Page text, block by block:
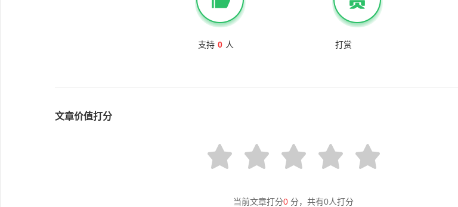
支持 0 人 打赏
文章价值打分
当前文章打分0 分，共有0人打分